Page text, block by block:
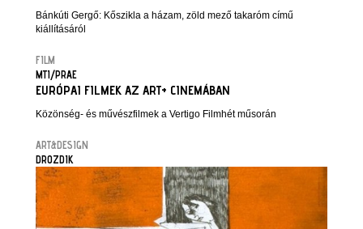
Bánkúti Gergő: Kőszikla a házam, zöld mező takaróm című
kiállításáról
FILM
MTI/PRAE
EURÓPAI FILMEK AZ ART+ CINEMÁBAN
Közönség- és művészfilmek a Vertigo Filmhét műsorán
ART&DESIGN
DROZDIK